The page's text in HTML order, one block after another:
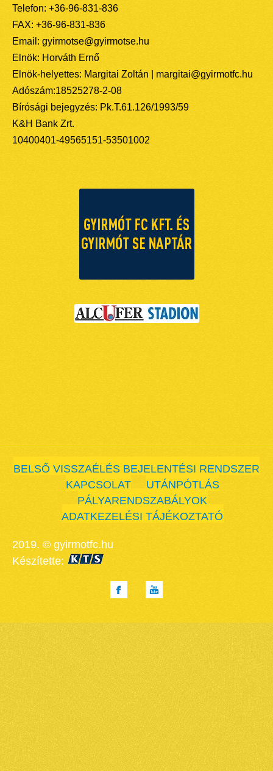
Telefon: +36-96-831-836
FAX: +36-96-831-836
Email: gyirmotse@gyirmotse.hu
Elnök: Horváth Ernő
Elnök-helyettes: Margitai Zoltán | margitai@gyirmotfc.hu
Adószám:18525278-2-08
Bírósági bejegyzés: Pk.T.61.126/1993/59
K&H Bank Zrt.
10400401-49565151-53501002
BELSŐ VISSZAÉLÉS BEJELENTÉSI RENDSZER
KAPCSOLAT
UTÁNPÓTLÁS
PÁLYARENDSZABÁLYOK
ADATKEZELÉSI TÁJÉKOZTATÓ
2019. © gyirmotfc.hu
Készítette: